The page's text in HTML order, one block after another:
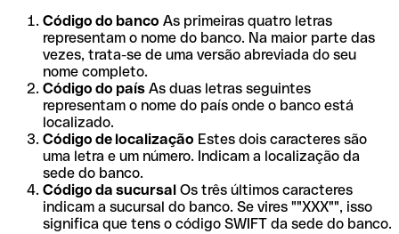
Código do banco As primeiras quatro letras
representam o nome do banco. Na maior parte das
vezes, trata-se de uma versão abreviada do seu
nome completo.
Código do país As duas letras seguintes
representam o nome do país onde o banco está
localizado.
Código de localização Estes dois caracteres são
uma letra e um número. Indicam a localização da
sede do banco.
Código da sucursal Os três últimos caracteres
indicam a sucursal do banco. Se vires ""XXX"", isso
significa que tens o código SWIFT da sede do banco.